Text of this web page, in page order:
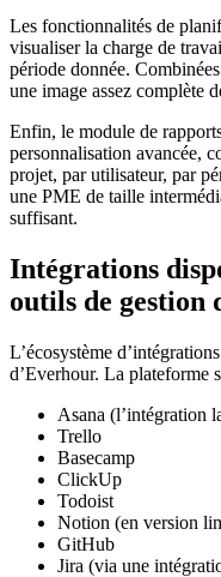
Les fonctionnalités de
visualiser la charge de
période donnée.
une image assez complète
Enfin, le module de
personnalisation avancée,
projet, par utilisateur, par
une PME de taille
suffisant.
Intégrations
outils de gestion
L’écosystème
d’Everhour. La plateforme
Asana (l’intégration
Trello
Basecamp
ClickUp
Todoist
Notion (en version
GitHub
Jira (via une